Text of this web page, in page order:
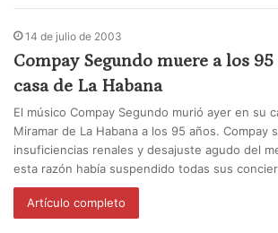
14 de julio de 2003
Compay Segundo muere a los 95
casa de La Habana
El músico Compay Segundo murió ayer en su
Miramar de La Habana a los 95 años. Compay
insuficiencias renales y desajuste agudo del
esta razón había suspendido todas sus
Artículo completo